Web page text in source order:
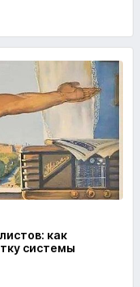
как
системы